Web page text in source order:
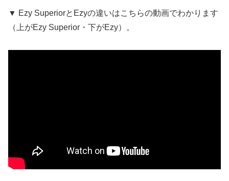
▼ Ezy SuperiorとEzyの違いはこちらの動画でわかります
（上がEzy Superior・下がEzy）。